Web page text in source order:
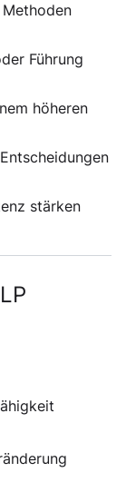
Führung
höheren
stärken